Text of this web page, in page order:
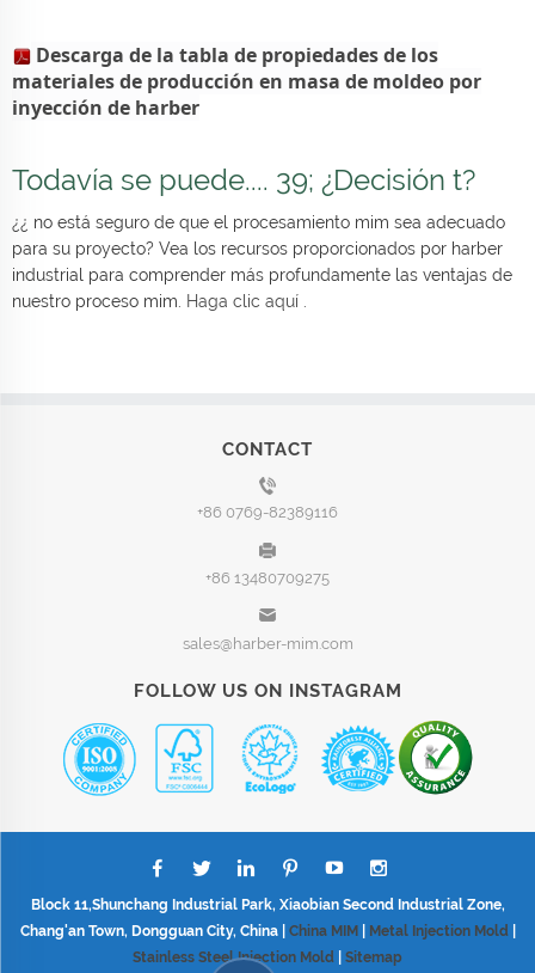
Descarga de la tabla de propiedades de los
materiales de producción en masa de moldeo por
inyección de harber
Todavía se puede.... 39; ¿Decisión t?
¿¿ no está seguro de que el procesamiento mim sea adecuado
para su proyecto? Vea los recursos proporcionados por harber
industrial para comprender más profundamente las ventajas de
nuestro proceso mim.
Haga clic aquí
CONTACT
+86 0769-82389116
+86 13480709275
sales@harber-mim.com
FOLLOW US ON INSTAGRAM
Block 11,Shunchang Industrial Park, Xiaobian Second Industrial Zone,
Chang'an Town, Dongguan City, China | China MIM| Metal Injection Mold
Stainless Steel Injection Mold
Sitemap